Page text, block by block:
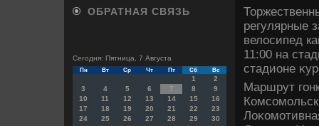
ОБРАТНАЯ СВЯЗЬ
Сегодня: Пятница, 7 Августа
Пн Вт Ср Чт Пт Сб Вс
1
2
3
4 5 6 7 8
9
10
11 12 13 14 15
16
17
18 19 20 21 22
23
24
25 26 27 28 29
30
регулярные
велοсипед
11:00 на
стадионе
Маршрут